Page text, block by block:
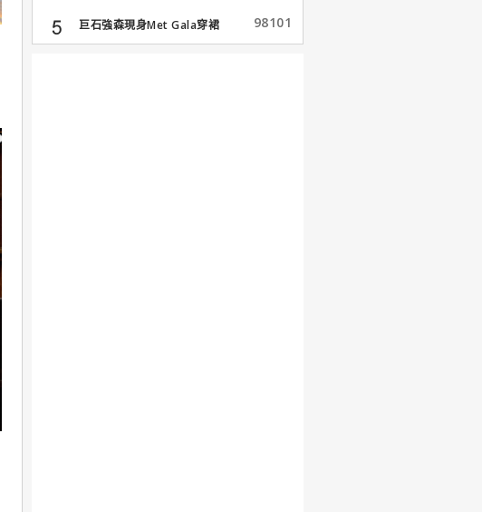
巨石強森現身Met Gala穿裙
子...
98101